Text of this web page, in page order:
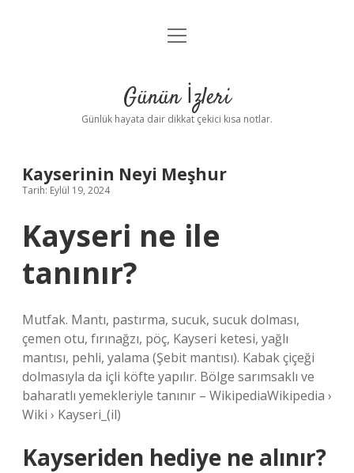
Anasayfa
Yasal Uyarı
menüyü
Günün İzleri
Günlük hayata dair dikkat çekici kısa notlar.
Kayserinin Neyi Meşhur
Tarih: Eylül 19, 2024
Kayseri ne ile
tanınır?
Mutfak. Mantı, pastırma, sucuk, sucuk dolması,
çemen otu, fırınağzı, pöç, Kayseri ketesi, yağlı
mantısı, pehli, yalama (Şebit mantısı). Kabak çiçeği
dolmasıyla da içli köfte yapılır. Bölge sarımsaklı ve
baharatlı yemekleriyle tanınır – WikipediaWikipedia ›
Wiki › Kayseri_(il)
Kayseriden hediye ne alınır?